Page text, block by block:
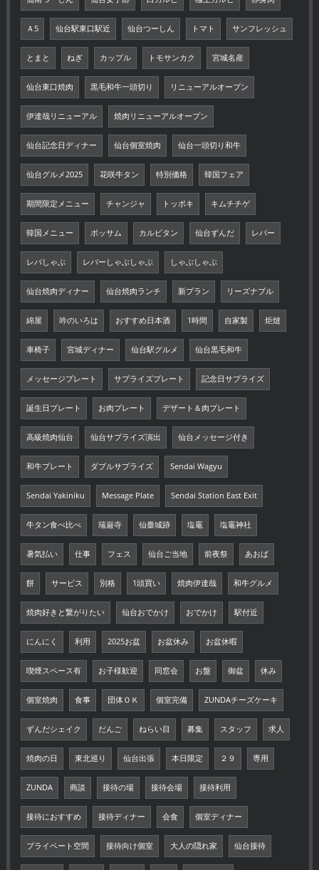
Ａ5 仙台駅東口駅近 仙台つーしん トマト サンフレッシュ
とまと ねぎ カップル トモサンカク 宮城名産
仙台東口焼肉 黒毛和牛一頭切り リニューアルオープン
伊達哉リニューアル 焼肉リニューアルオープン
仙台記念日ディナー 仙台個室焼肉 仙台一頭切り和牛
仙台グルメ2025 花咲牛タン 特別価格 韓国フェア
期間限定メニュー チャンジャ トッポキ キムチチゲ
韓国メニュー ポッサム カルビタン 仙台ずんだ レバー
レバしゃぶ レバーしゃぶしゃぶ しゃぶしゃぶ
仙台焼肉ディナー 仙台焼肉ランチ 新プラン リーズナブル
綿屋 吟のいろは おすすめ日本酒 1時間 自家製 炬燵
車椅子 宮城ディナー 仙台駅グルメ 仙台黒毛和牛
メッセージプレート サプライズプレート 記念日サプライズ
誕生日プレート お肉プレート デザート＆肉プレート
高級焼肉仙台 仙台サプライズ演出 仙台メッセージ付き
和牛プレート ダブルサプライズ Sendai Wagyu
Sendai Yakiniku Message Plate Sendai Station East Exit
牛タン食べ比べ 瑞巌寺 仙臺城跡 塩竈 塩竈神社
暑気払い 仕事 フェス 仙台ご当地 前夜祭 あおば
餅 サービス 別格 1頭買い 焼肉伊達哉 和牛グルメ
焼肉好きと繋がりたい 仙台おでかけ おでかけ 駅付近
にんにく 利用 2025お盆 お盆休み お盆休暇
喫煙スペース有 お子様歓迎 同窓会 お盤 御盆 休み
個室焼肉 食事 団体ＯＫ 個室完備 ZUNDAチーズケーキ
ずんだシェイク だんご ねらい目 募集 スタッフ 求人
焼肉の日 東北巡り 仙台出張 本日限定 ２９ 専用
ZUNDA 商談 接待の場 接待会場 接待利用
接待におすすめ 接待ディナー 会食 個室ディナー
プライベート空間 接待向け個室 大人の隠れ家 仙台接待